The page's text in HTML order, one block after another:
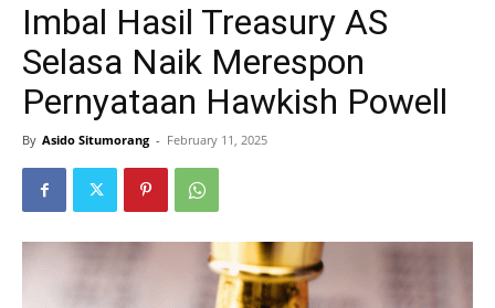
Imbal Hasil Treasury AS
Selasa Naik Merespon
Pernyataan Hawkish Powell
By Asido Situmorang - February 11, 2025